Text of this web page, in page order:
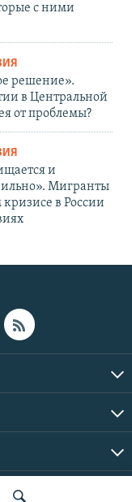
с ними
решение».
в Центральной
от проблемы?
и
Мигранты
в России
Все права защищены.